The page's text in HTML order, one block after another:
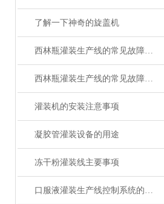
了解一下神奇的旋盖机
西林瓶灌装生产线的常见故障及解决方法有哪些？
西林瓶灌装生产线的常见故障及应对要点
灌装机的安装注意事项
凝胶管灌装设备的用途
冻干粉灌装线主要事项
口服液灌装生产线控制系统的设计与仿真